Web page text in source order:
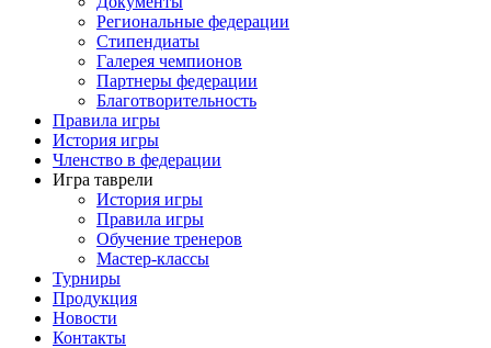
Региональные федерации
Стипендиаты
Галерея чемпионов
Партнеры федерации
Благотворительность
Правила игры
История игры
Членство в федерации
Игра таврели
История игры
Правила игры
Обучение тренеров
Мастер-классы
Турниры
Продукция
Новости
Контакты